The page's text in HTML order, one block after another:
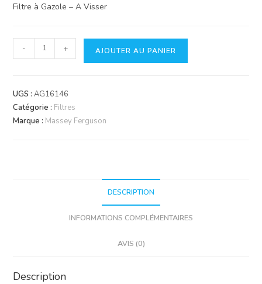
Filtre à Gazole – A Visser
quantité
de
Agrifilter
- + AJOUTER AU PANIER
UGS :AG16146
Catégorie : Filtres
Marque : Massey Ferguson
DESCRIPTION
INFORMATIONS COMPLÉMENTAIRES
AVIS (0)
Description